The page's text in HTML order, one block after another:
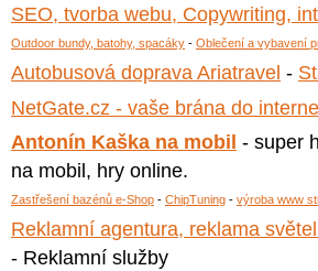
SEO, tvorba webu, Copywriting,
Outdoor bundy, batohy, spacáky - Oblečení a vybavení
Autobusová doprava Ariatravel -
NetGate.cz - vaše brána do
Antonín Kaška na mobil - super
na mobil, hry online.
Zastřešení bazénů e-Shop - ChipTuning - výroba www
Reklamní agentura, reklama
- Reklamní služby